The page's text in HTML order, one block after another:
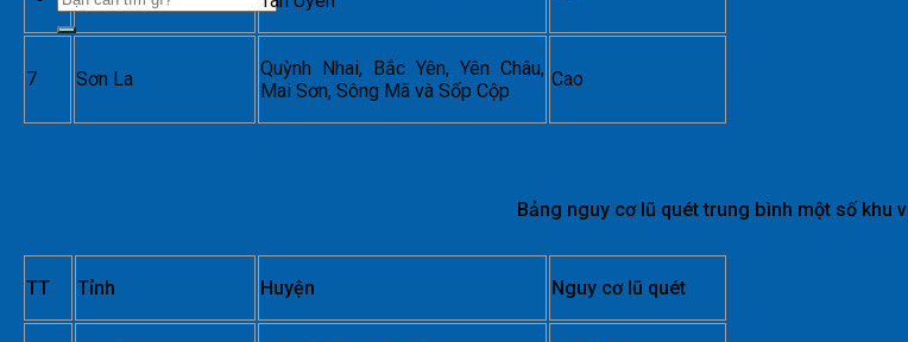
7 Sơn La
Quỳnh Nhai, Bắc Yên, Yên Châu,
Mai Sơn, Sông Mã và Sốp Cộp
Cao
Bảng nguy cơ lũ quét trung bình một số khu
TT Tỉnh Huyện Nguy cơ lũ quét